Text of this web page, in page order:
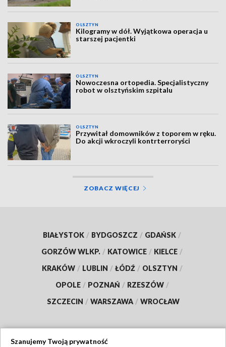
OLSZTYN
Kilogramy w dół. Wyjątkowa operacja u
starszej pacjentki
OLSZTYN
Nowoczesna ortopedia. Specjalistyczny
robot w olsztyńskim szpitalu
OLSZTYN
Przywitał domowników z toporem w ręku.
Do akcji wkroczyli kontrterroryści
ZOBACZ WIĘCEJ
BIAŁYSTOK / BYDGOSZCZ / GDAŃSK /
GORZÓW WLKP. / KATOWICE / KIELCE /
KRAKÓW / LUBLIN / ŁÓDŹ / OLSZTYN /
OPOLE / POZNAŃ / RZESZÓW /
SZCZECIN / WARSZAWA / WROCŁAW
Szanujemy Twoją prywatność